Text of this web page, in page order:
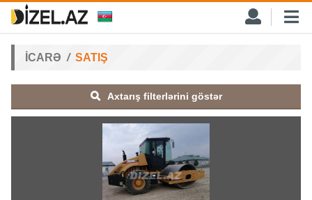
İCARƏ SATIŞ
Axtarış filterlərini göstər